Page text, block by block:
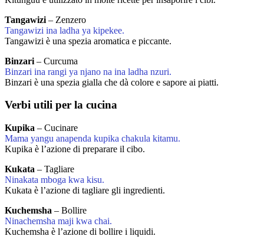
Tangawizi – Zenzero
Tangawizi ina ladha ya kipekee.
Tangawizi è una spezia aromatica e piccante.
Binzari – Curcuma
Binzari ina rangi ya njano na ina ladha nzuri.
Binzari è una spezia gialla che dà colore e sapore ai piatti.
Verbi utili per la cucina
Kupika – Cucinare
Mama yangu anapenda kupika chakula kitamu.
Kupika è l’azione di preparare il cibo.
Kukata – Tagliare
Ninakata mboga kwa kisu.
Kukata è l’azione di tagliare gli ingredienti.
Kuchemsha – Bollire
Ninachemsha maji kwa chai.
Kuchemsha è l’azione di bollire i liquidi.